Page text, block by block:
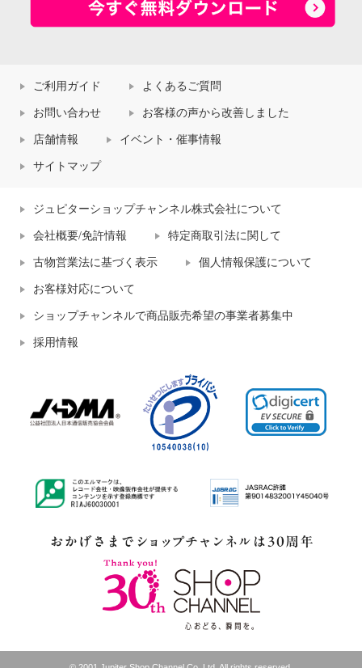
ご利用ガイド よくあるご質問
お問い合わせ お客様の声から改善しました
店舗情報 イベント・催事情報
サイトマップ
ジュピターショップチャンネル株式会社について
会社概要/免許情報 特定商取引法に関して
古物営業法に基づく表示 個人情報保護について
お客様対応について
ショップチャンネルで商品販売希望の事業者募集中
採用情報